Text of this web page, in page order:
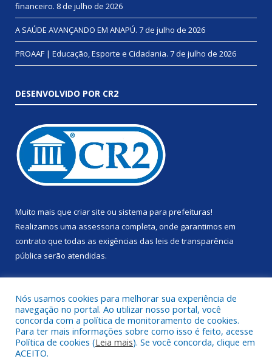
financeiro. 8 de julho de 2026
A SAÚDE AVANÇANDO EM ANAPÚ. 7 de julho de 2026
PROAAF | Educação, Esporte e Cidadania. 7 de julho de 2026
DESENVOLVIDO POR CR2
Muito mais que criar site ou sistema para prefeituras!
Realizamos uma assessoria completa, onde garantimos em
contrato que todas as exigências das leis de transparência
pública serão atendidas.
Todos os direitos reservados a Prefeitura Municipal de Anapu.
Nós usamos cookies para melhorar sua experiência de
navegação no portal. Ao utilizar nosso portal, você
concorda com a política de monitoramento de cookies.
Para ter mais informações sobre como isso é feito, acesse
Política de cookies (Leia mais). Se você concorda, clique em
ACEITO.